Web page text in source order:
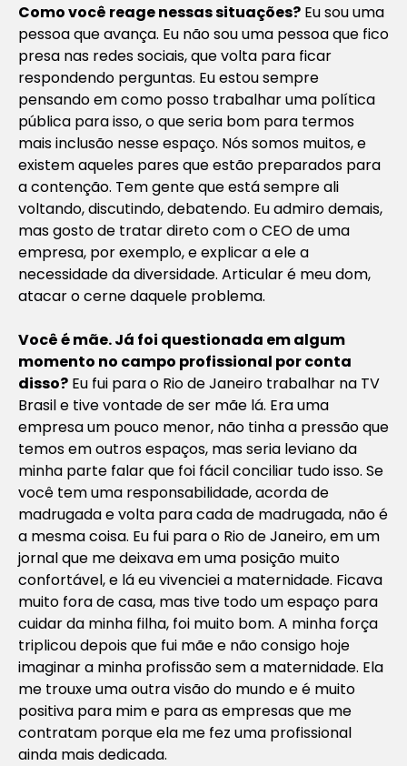
Como você reage nessas situações? Eu sou uma
pessoa que avança. Eu não sou uma pessoa que fico
presa nas redes sociais, que volta para ficar
respondendo perguntas. Eu estou sempre
pensando em como posso trabalhar uma política
pública para isso, o que seria bom para termos
mais inclusão nesse espaço. Nós somos muitos, e
existem aqueles pares que estão preparados para
a contenção. Tem gente que está sempre ali
voltando, discutindo, debatendo. Eu admiro demais,
mas gosto de tratar direto com o CEO de uma
empresa, por exemplo, e explicar a ele a
necessidade da diversidade. Articular é meu dom,
atacar o cerne daquele problema.
Você é mãe. Já foi questionada em algum
momento no campo profissional por conta
disso? Eu fui para o Rio de Janeiro trabalhar na TV
Brasil e tive vontade de ser mãe lá. Era uma
empresa um pouco menor, não tinha a pressão que
temos em outros espaços, mas seria leviano da
minha parte falar que foi fácil conciliar tudo isso. Se
você tem uma responsabilidade, acorda de
madrugada e volta para cada de madrugada, não é
a mesma coisa. Eu fui para o Rio de Janeiro, em um
jornal que me deixava em uma posição muito
confortável, e lá eu vivenciei a maternidade. Ficava
muito fora de casa, mas tive todo um espaço para
cuidar da minha filha, foi muito bom. A minha força
triplicou depois que fui mãe e não consigo hoje
imaginar a minha profissão sem a maternidade. Ela
me trouxe uma outra visão do mundo e é muito
positiva para mim e para as empresas que me
contratam porque ela me fez uma profissional
ainda mais dedicada.